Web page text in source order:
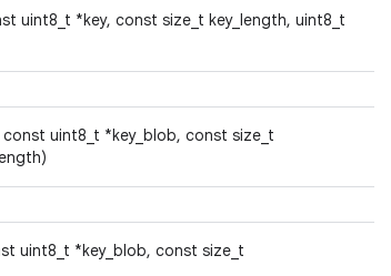
uint8_t *key, const size_t key_length, uint8_t
const uint8_t *key_blob, const size_t
uint8_t *key_blob, const size_t